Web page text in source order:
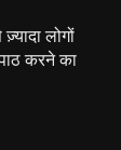
लोगों
करने का